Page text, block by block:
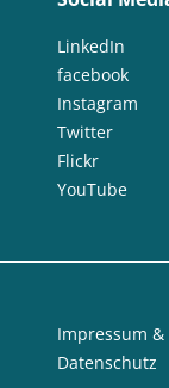
LinkedIn
facebook
Instagram
Twitter
Flickr
YouTube
Impressum &
Datenschutz